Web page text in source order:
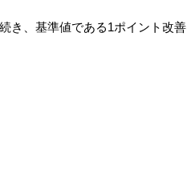
き、基準値である1ポイント改善